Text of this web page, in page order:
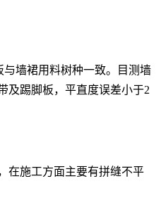
墙裙用料树种一致。目测墙
及踢脚板，平直度误差小于2
在施工方面主要有拼缝不平